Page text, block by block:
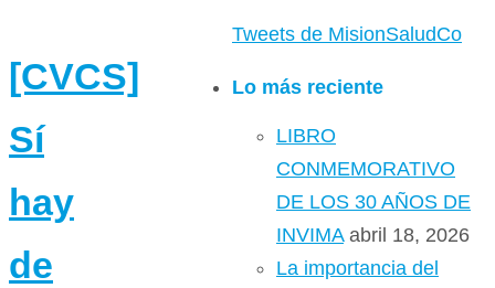
[CVCS]
Sí
hay
de
Tweets de MisionSaludCo
Lo más reciente
LIBRO
CONMEMORATIVO
DE LOS 30 AÑOS DE
INVIMA abril 18, 2026
La importancia del